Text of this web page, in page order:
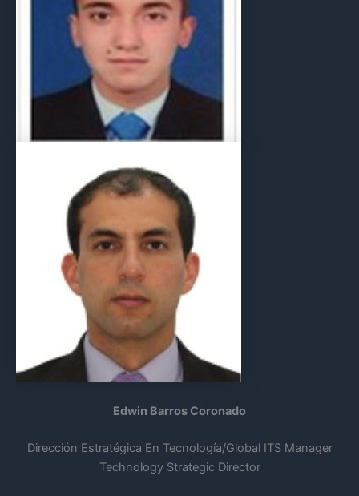
Edwin Barros Coronado
Dirección Estratégica En Tecnología/Global ITS Manager
Technology Strategic Director